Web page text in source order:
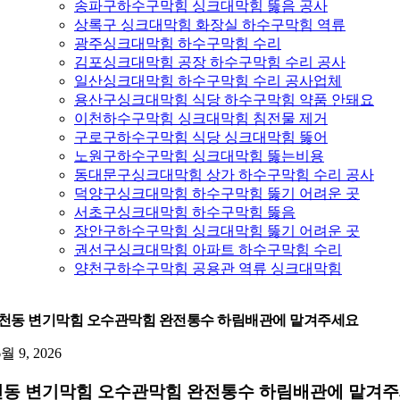
송파구하수구막힘 싱크대막힘 뚫음 공사
상록구 싱크대막힘 화장실 하수구막힘 역류
광주싱크대막힘 하수구막힘 수리
김포싱크대막힘 공장 하수구막힘 수리 공사
일산싱크대막힘 하수구막힘 수리 공사업체
용산구싱크대막힘 식당 하수구막힘 약품 안돼요
이천하수구막힘 싱크대막힘 침전물 제거
구로구하수구막힘 식당 싱크대막힘 뚫어
노원구하수구막힘 싱크대막힘 뚫는비용
동대문구싱크대막힘 상가 하수구막힘 수리 공사
덕양구싱크대막힘 하수구막힘 뚫기 어려운 곳
서초구싱크대막힘 하수구막힘 뚫음
장안구하수구막힘 싱크대막힘 뚫기 어려운 곳
권선구싱크대막힘 아파트 하수구막힘 수리
양천구하수구막힘 공용관 역류 싱크대막힘
동 변기막힘 오수관막힘 완전통수 하림배관에 맡겨주세요
9, 2026
변기막힘 오수관막힘 완전통수 하림배관에 맡겨